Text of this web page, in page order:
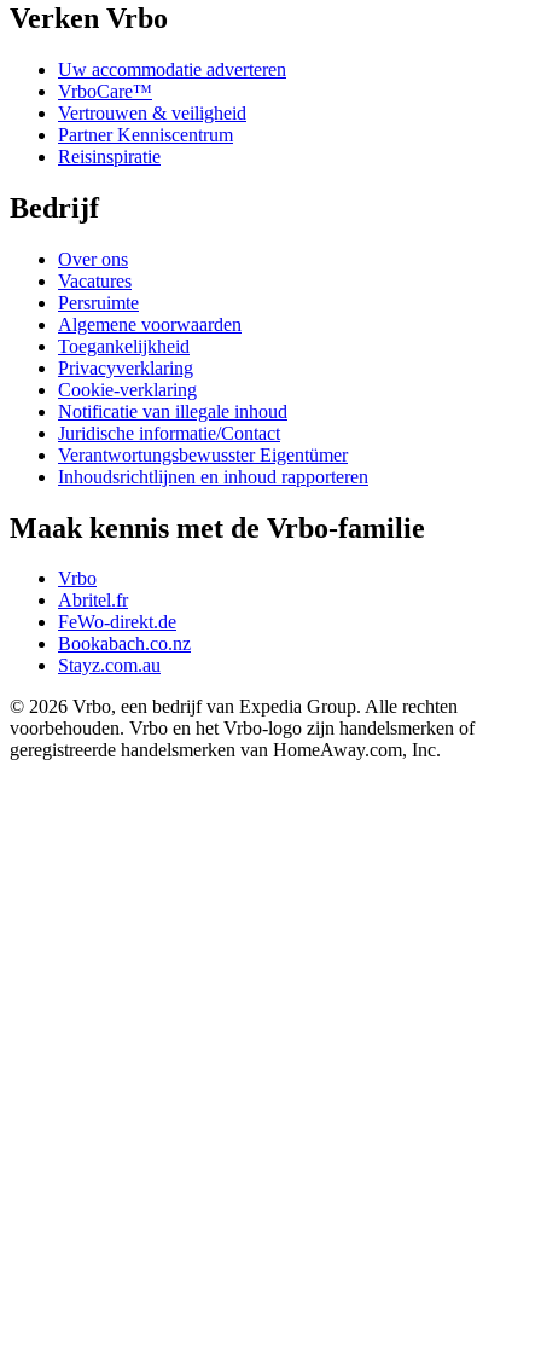
Verken Vrbo
Uw accommodatie adverteren
VrboCare™
Vertrouwen & veiligheid
Partner Kenniscentrum
Reisinspiratie
Bedrijf
Over ons
Vacatures
Persruimte
Algemene voorwaarden
Toegankelijkheid
Privacyverklaring
Cookie-verklaring
Notificatie van illegale inhoud
Juridische informatie/Contact
Verantwortungsbewusster Eigentümer
Inhoudsrichtlijnen en inhoud rapporteren
Maak kennis met de Vrbo-familie
Vrbo
Abritel.fr
FeWo-direkt.de
Bookabach.co.nz
Stayz.com.au
© 2026 Vrbo, een bedrijf van Expedia Group. Alle rechten
voorbehouden. Vrbo en het Vrbo-logo zijn handelsmerken of
geregistreerde handelsmerken van HomeAway.com, Inc.